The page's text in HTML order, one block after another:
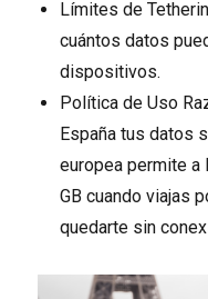
Límites de
cuántos datos
dispositivos.
Política de Uso
España tus datos
europea permite a
GB cuando viajas
quedarte sin